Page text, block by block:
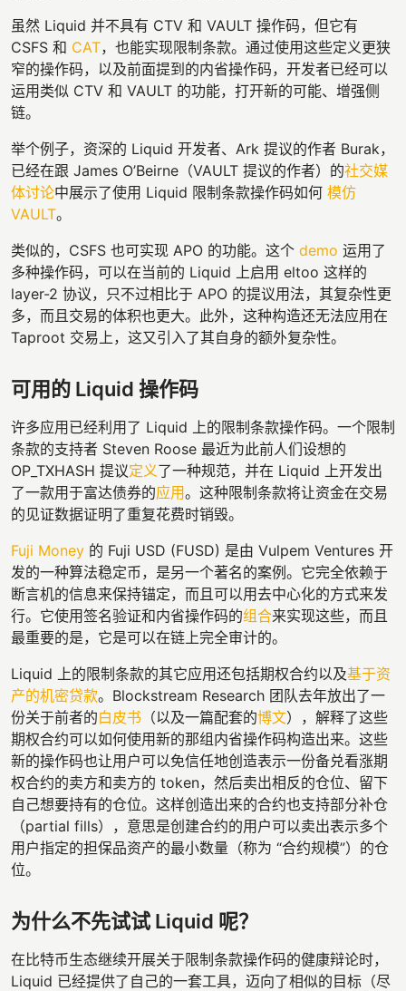
虽然 Liquid 并不具有 CTV 和 VAULT 操作码，但它有
CSFS 和 CAT，也能实现限制条款。通过使用这些定义更狭
窄的操作码，以及前面提到的内省操作码，开发者已经可以
运用类似 CTV 和 VAULT 的功能，打开新的可能、增强侧
链。
举个例子，资深的 Liquid 开发者、Ark 提议的作者 Burak，
已经在跟 James O’Beirne（VAULT 提议的作者）的社交媒
体讨论中展示了使用 Liquid 限制条款操作码如何 模仿
VAULT。
类似的，CSFS 也可实现 APO 的功能。这个 demo 运用了
多种操作码，可以在当前的 Liquid 上启用 eltoo 这样的
layer-2 协议，只不过相比于 APO 的提议用法，其复杂性更
多，而且交易的体积也更大。此外，这种构造还无法应用在
Taproot 交易上，这又引入了其自身的额外复杂性。
可用的 Liquid 操作码
许多应用已经利用了 Liquid 上的限制条款操作码。一个限制
条款的支持者 Steven Roose 最近为此前人们设想的
OP_TXHASH 提议定义了一种规范，并在 Liquid 上开发出
了一款用于富达债券的应用。这种限制条款将让资金在交易
的见证数据证明了重复花费时销毁。
Fuji Money 的 Fuji USD (FUSD) 是由 Vulpem Ventures 开
发的一种算法稳定币，是另一个著名的案例。它完全依赖于
断言机的信息来保持锚定，而且可以用去中心化的方式来发
行。它使用签名验证和内省操作码的组合来实现这些，而且
最重要的是，它是可以在链上完全审计的。
Liquid 上的限制条款的其它应用还包括期权合约以及基于资
产的机密贷款。Blockstream Research 团队去年放出了一
份关于前者的白皮书 （以及一篇配套的博文），解释了这些
期权合约可以如何使用新的那组内省操作码构造出来。这些
新的操作码也让用户可以免信任地创造表示一份备兑看涨期
权合约的卖方和卖方的 token，然后卖出相反的仓位、留下
自己想要持有的仓位。这样创造出来的合约也支持部分补仓
（partial fills），意思是创建合约的用户可以卖出表示多个
用户指定的担保品资产的最小数量（称为 “合约规模”）的仓
位。
为什么不先试试 Liquid 呢？
在比特币生态继续开展关于限制条款操作码的健康辩论时，
Liquid 已经提供了自己的一套工具，迈向了相似的目标（尽